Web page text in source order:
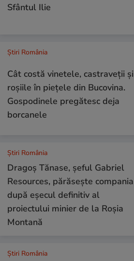
Sfântul Ilie
Știri România
Cât costă vinetele, castraveții și
roșiile în piețele din Bucovina.
Gospodinele pregătesc deja
borcanele
Știri România
Dragoș Tănase, șeful Gabriel
Resources, părăsește compania
după eșecul definitiv al
proiectului minier de la Roșia
Montană
Știri România